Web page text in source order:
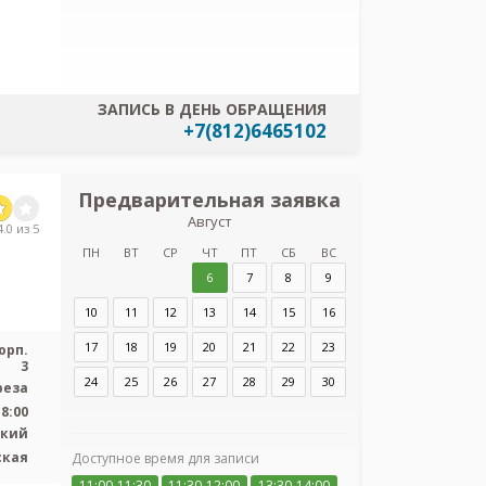
ЗАПИСЬ В ДЕНЬ ОБРАЩЕНИЯ
+7(812)6465102
из 5
3
Предварительная заявка
Август
ПН ВТ СР ЧТ ПТ СБ
ВС
6
7 8 9
10 11 12 13 14 15 16
17 18 19 20 21 22 23
24 25 26 27 28 29 30
Доступное время для записи